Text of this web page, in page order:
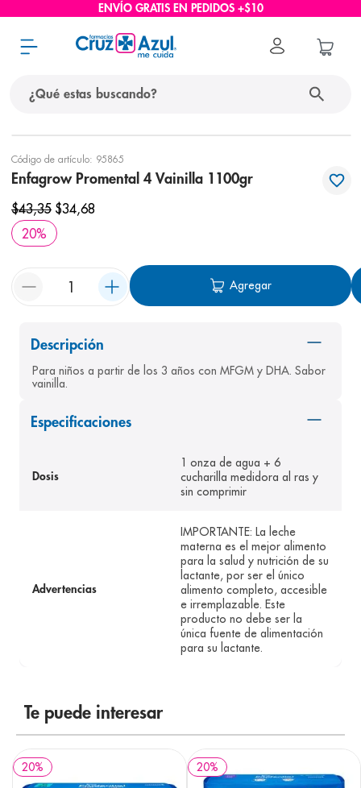
ENVÍO GRATIS EN PEDIDOS +$10
Código de artículo: 95865
Enfagrow Promental 4 Vainilla 1100gr
$43,35 $34,68
20%
Agregar
Descripción
Para niños a partir de los 3 años con MFGM y DHA. Sabor
vainilla.
Especificaciones
Dosis
1 onza de agua + 6
cucharilla medidora al ras y
sin comprimir
Advertencias
IMPORTANTE: La leche
materna es el mejor alimento
para la salud y nutrición de su
lactante, por ser el único
alimento completo, accesible
e irremplazable. Este
producto no debe ser la
única fuente de alimentación
para su lactante.
Te puede interesar
20% 20%
términos más buscados
1. protector solar
2. pañales
3. eucerin
4. cerave
nivea
7. bioderma
8. pediasure
10